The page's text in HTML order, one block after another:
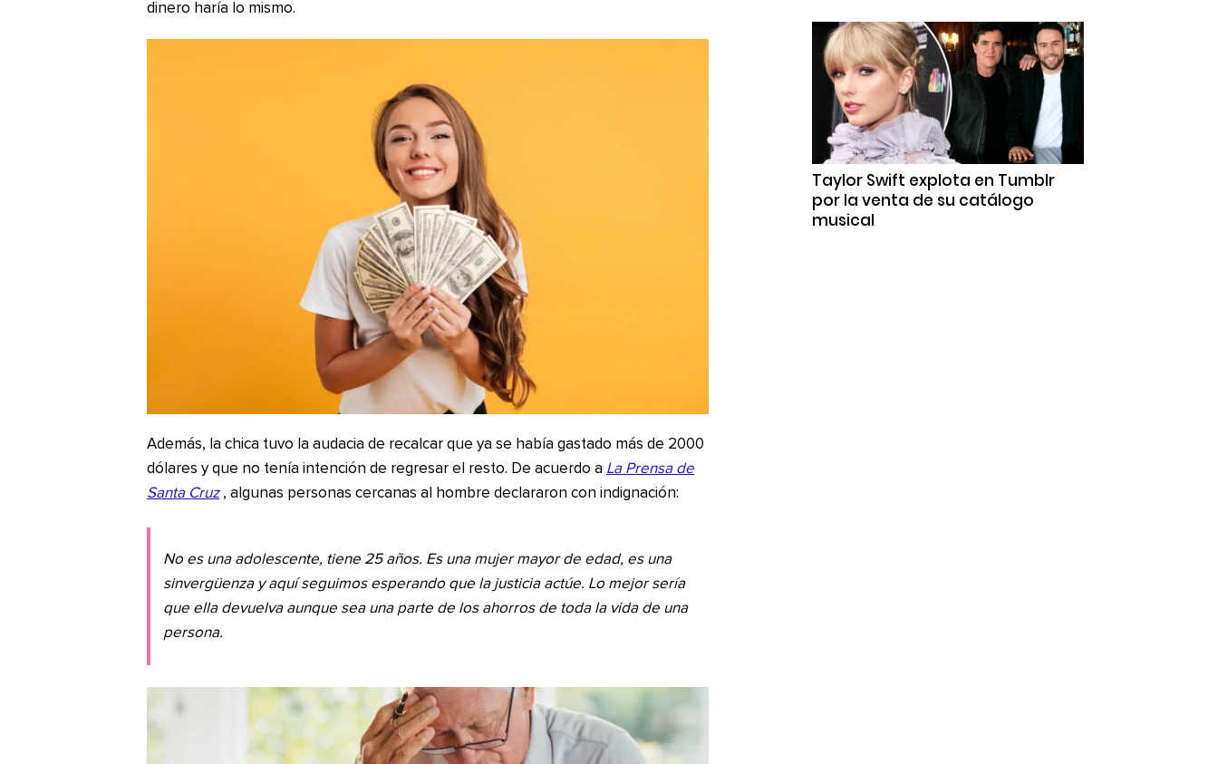
dinero haría lo mismo.
Además, la chica tuvo la audacia de recalcar que ya se había gastado más de 2000
dólares y que no tenía intención de regresar el resto. De acuerdo a La Prensa de
Santa Cruz , algunas personas cercanas al hombre declararon con indignación:
No es una adolescente, tiene 25 años. Es una mujer mayor de edad, es una
sinvergüenza y aquí seguimos esperando que la justicia actúe. Lo mejor sería
que ella devuelva aunque sea una parte de los ahorros de toda la vida de una
persona.
Taylor Swift explota en Tumblr
por la venta de su catálogo
musical